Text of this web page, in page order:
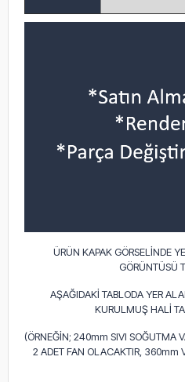
ÜRÜN KAPAK GÖRSELİNDE
GÖRÜNTÜSÜ
AŞAĞIDAKİ TABLODA YER
KURULMUŞ HALİ
(ÖRNEĞİN; 240mm SIVI SOĞUTMA
2 ADET FAN OLACAKTIR, 360mm